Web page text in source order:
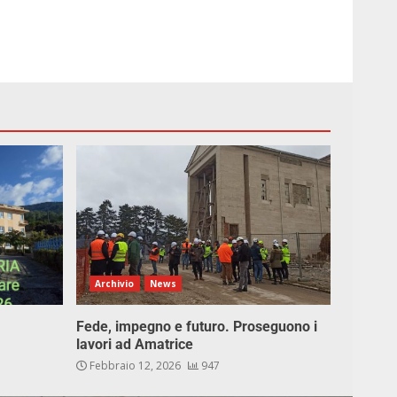
Archivio News
Fede, impegno e futuro. Proseguono i
lavori ad Amatrice
Febbraio 12, 2026 947